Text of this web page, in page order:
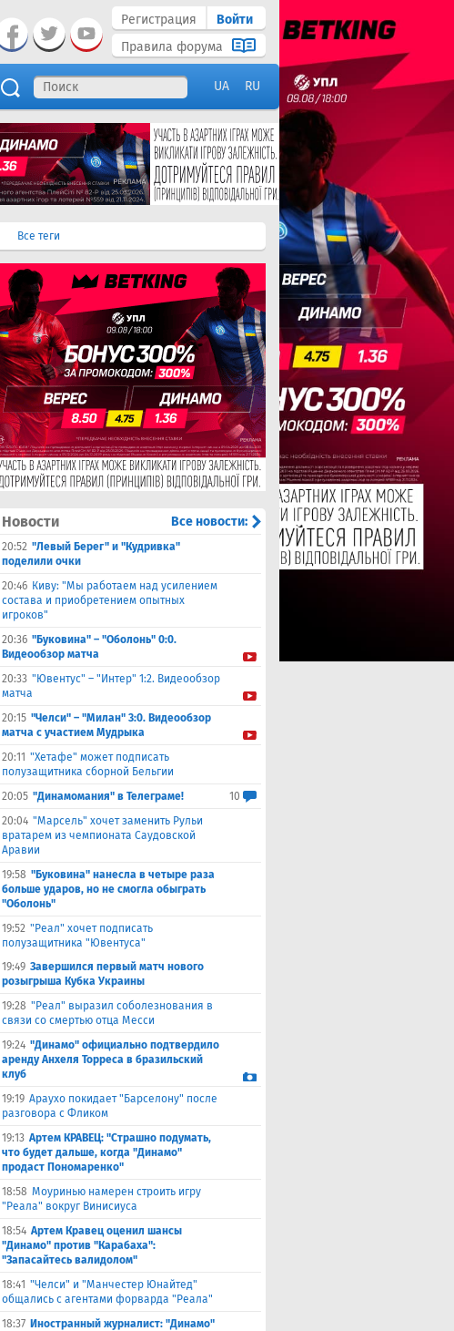
Регистрация
Войти
Правила форума
UA RU
Все теги
Новости Все новости:
20:52 "Левый Берег" и "Кудривка"
поделили очки
20:46 Киву: "Мы работаем над усилением
состава и приобретением опытных
игроков"
20:36 "Буковина" – "Оболонь" 0:0.
Видеообзор матча
20:33 "Ювентус" – "Интер" 1:2. Видеообзор
матча
20:15 "Челси" – "Милан" 3:0. Видеообзор
матча с участием Мудрыка
20:11 "Хетафе" может подписать
полузащитника сборной Бельгии
20:05 "Динамомания" в Телеграме!
10
20:04 "Марсель" хочет заменить Рульи
вратарем из чемпионата Саудовской
Аравии
19:58 "Буковина" нанесла в четыре раза
больше ударов, но не смогла обыграть
"Оболонь"
19:52 "Реал" хочет подписать
полузащитника "Ювентуса"
19:49 Завершился первый матч нового
розыгрыша Кубка Украины
19:28 "Реал" выразил соболезнования в
связи со смертью отца Месси
19:24 "Динамо" официально подтвердило
аренду Анхеля Торреса в бразильский
клуб
19:19 Араухо покидает "Барселону" после
разговора с Фликом
19:13 Артем КРАВЕЦ: "Страшно подумать,
что будет дальше, когда "Динамо"
продаст Пономаренко"
18:58 Моуринью намерен строить игру
"Реала" вокруг Винисиуса
18:54 Артем Кравец оценил шансы
"Динамо" против "Карабаха":
"Запасайтесь валидолом"
18:41 "Челси" и "Манчестер Юнайтед"
общались с агентами форварда "Реала"
18:37 Иностранный журналист: "Динамо"